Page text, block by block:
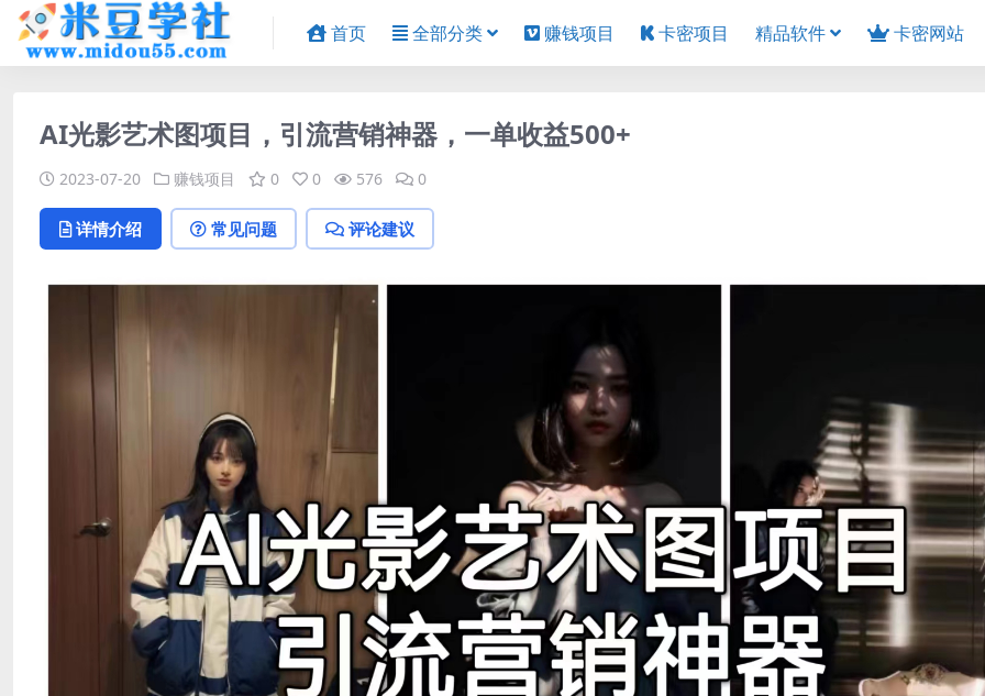
首页 全部分类 赚钱项目 卡密项目 精品软件 卡密网站
AI光影艺术图项目，引流营销神器，一单收益500+
2023-07-20 赚钱项目 0 0 576 0
详情介绍 常见问题 评论建议